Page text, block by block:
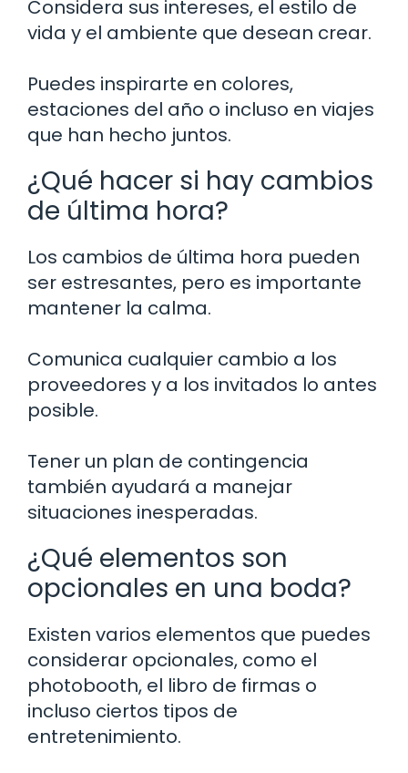
Considera sus intereses, el estilo de
vida y el ambiente que desean crear.
Puedes inspirarte en colores,
estaciones del año o incluso en viajes
que han hecho juntos.
¿Qué hacer si hay cambios
de última hora?
Los cambios de última hora pueden
ser estresantes, pero es importante
mantener la calma.
Comunica cualquier cambio a los
proveedores y a los invitados lo antes
posible.
Tener un plan de contingencia
también ayudará a manejar
situaciones inesperadas.
¿Qué elementos son
opcionales en una boda?
Existen varios elementos que puedes
considerar opcionales, como el
photobooth, el libro de firmas o
incluso ciertos tipos de
entretenimiento.